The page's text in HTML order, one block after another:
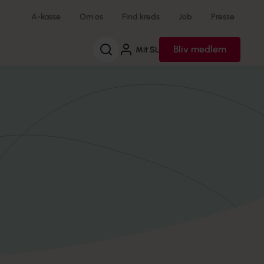
A-kasse Om os Find kreds Job Presse
Mit SL Bliv medlem